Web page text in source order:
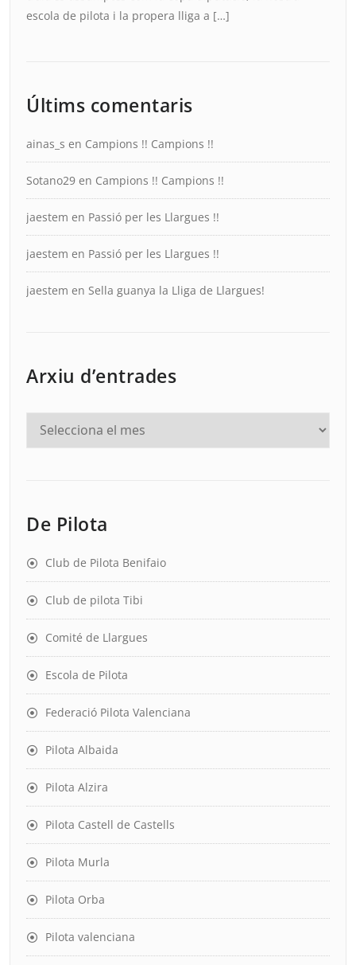
escola de pilota i la propera lliga a […]
Últims comentaris
ainas_s en Campions !! Campions !!
Sotano29 en Campions !! Campions !!
jaestem en Passió per les Llargues !!
jaestem en Passió per les Llargues !!
jaestem en Sella guanya la Lliga de Llargues!
Arxiu d’entrades
De Pilota
Club de Pilota Benifaio
Club de pilota Tibi
Comité de Llargues
Escola de Pilota
Federació Pilota Valenciana
Pilota Albaida
Pilota Alzira
Pilota Castell de Castells
Pilota Murla
Pilota Orba
Pilota valenciana